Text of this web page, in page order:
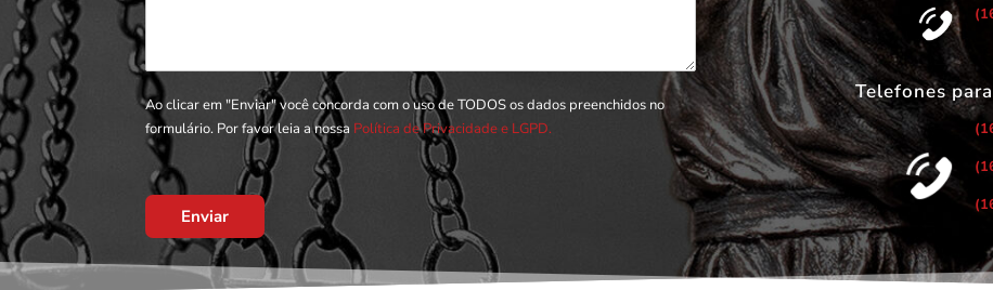
Ao clicar em "Enviar" você concorda com o uso de TODOS os dados preenchidos no
formulário. Por favor leia a nossa Política de Privacidade e LGPD.
Enviar
Telefones